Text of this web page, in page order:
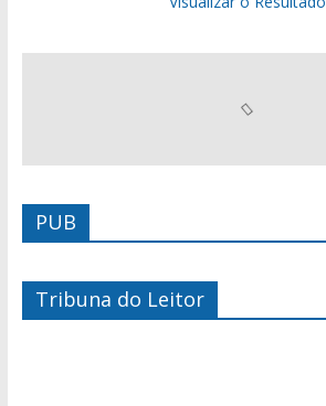
PUB
Tribuna do Leitor